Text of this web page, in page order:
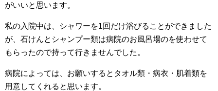
がいいと思います。
私の入院中は、シャワーを1回だけ浴びることができました
が、石けんとシャンプー類は病院のお風呂場のを使わせて
もらったので持って行きませんでした。
病院によっては、お願いするとタオル類・病衣・肌着類を
用意してくれると思います。